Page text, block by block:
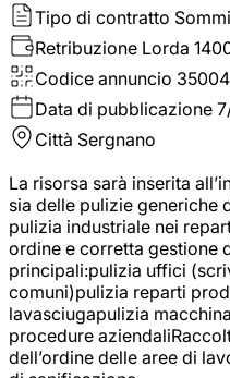
Tipo di contratto
Retribuzione Lorda
Codice annuncio
Data di pubblicazione
Città Sergnano
La risorsa sarà inserita
sia delle pulizie generiche
pulizia industriale nei
ordine e corretta gestione
principali:pulizia uffici
comuni)pulizia reparti
lavasciugapulizia
procedure
dell’ordine delle aree di